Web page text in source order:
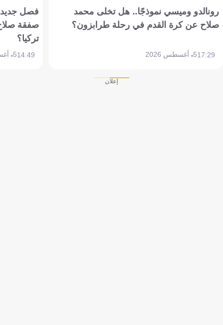
رونالدو وميسي نموذجًا.. هل تخلى محمد
صلاح عن كرة القدم في رحلة طرابزون؟
17:295 أغسطس 2026
فصل جديد
صفقة
تركيا؟
14:495 أغسطس 2026
إعلان